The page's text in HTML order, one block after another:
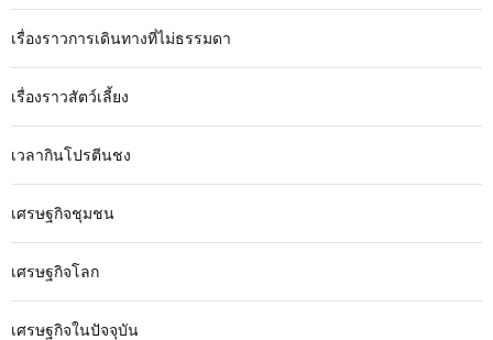
เรื่องราวการเดินทางที่ไม่ธรรมดา
เรื่องราวสัตว์เลี้ยง
เวลากินโปรตีนชง
เศรษฐกิจชุมชน
เศรษฐกิจโลก
เศรษฐกิจในปัจจุบัน